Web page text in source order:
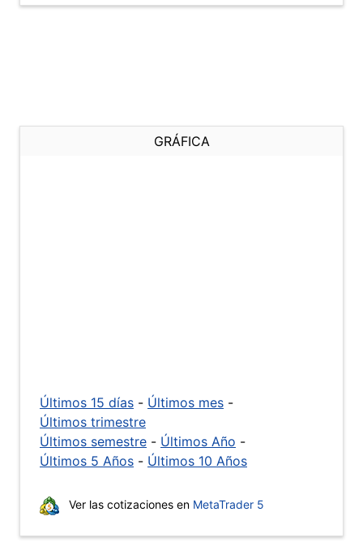
GRÁFICA
Últimos 15 días - Últimos mes -
Últimos trimestre
Últimos semestre - Últimos Año -
Últimos 5 Años - Últimos 10 Años
Ver las cotizaciones en MetaTrader 5